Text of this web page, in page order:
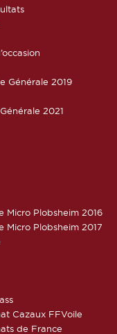
Générale 2019
2021
Micro Plobsheim 2016
Micro Plobsheim 2017
Cazaux FFVoile
de France